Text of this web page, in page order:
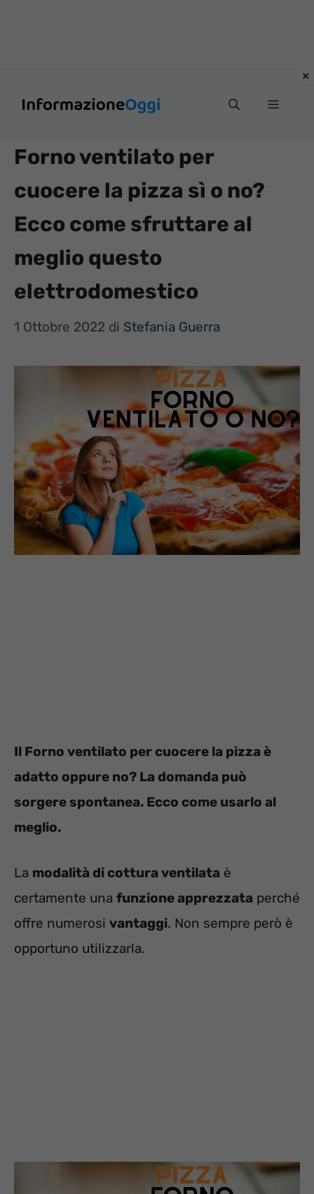
Menu
Forno ventilato per
cuocere la pizza sì o no?
Ecco come sfruttare al
meglio questo
elettrodomestico
1 Ottobre 2022 di Stefania Guerra
Il Forno ventilato per cuocere la pizza è
adatto oppure no? La domanda può
sorgere spontanea. Ecco come usarlo al
meglio.
La modalità di cottura ventilata è
certamente una funzione apprezzata perché
offre numerosi vantaggi. Non sempre però è
opportuno utilizzarla.